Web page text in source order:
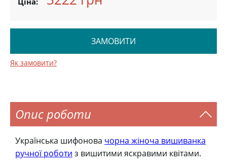
ЗАМОВИТИ
Як замовити?
Опис роботи
Українська шифонова чорна жіноча вишиванка
ручної роботи з вишитими яскравими квітами.